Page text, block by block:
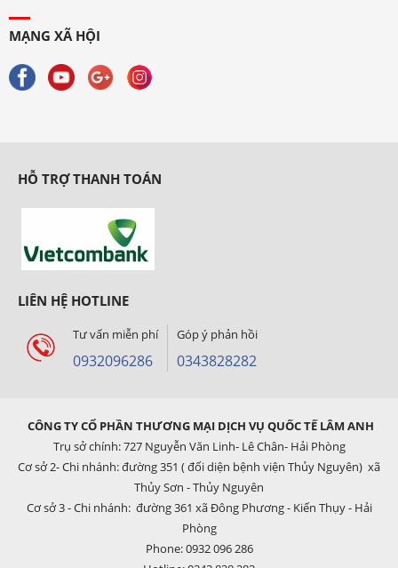
MẠNG XÃ HỘI
HỖ TRỢ THANH TOÁN
LIÊN HỆ HOTLINE
Tư vấn miễn phí
0932096286
Góp ý phản hồi
0343828282
CÔNG TY CỔ PHẦN THƯƠNG MẠI DỊCH VỤ QUỐC TẾ LÂM ANH
Trụ sở chính: 727 Nguyễn Văn Linh- Lê Chân- Hải Phòng
Cơ sở 2- Chi nhánh: đường 351 ( đối diện bệnh viện Thủy Nguyên) xã
Thủy Sơn - Thủy Nguyên
Cơ sở 3 - Chi nhánh: đường 361 xã Đông Phương - Kiến Thụy - Hải
Phòng
Phone: 0932 096 286